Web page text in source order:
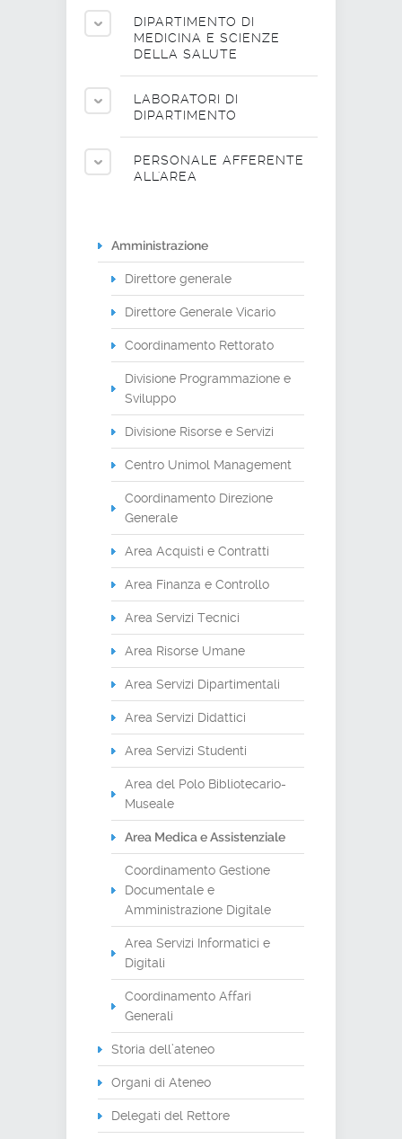
DIPARTIMENTO DI
MEDICINA E SCIENZE
DELLA SALUTE
LABORATORI DI
DIPARTIMENTO
PERSONALE AFFERENTE
ALL'AREA
Amministrazione
Direttore generale
Direttore Generale Vicario
Coordinamento Rettorato
Divisione Programmazione e
Sviluppo
Divisione Risorse e Servizi
Centro Unimol Management
Coordinamento Direzione
Generale
Area Acquisti e Contratti
Area Finanza e Controllo
Area Servizi Tecnici
Area Risorse Umane
Area Servizi Dipartimentali
Area Servizi Didattici
Area Servizi Studenti
Area del Polo Bibliotecario-
Museale
Area Medica e Assistenziale
Coordinamento Gestione
Documentale e
Amministrazione Digitale
Area Servizi Informatici e
Digitali
Coordinamento Affari
Generali
Storia dell’ateneo
Organi di Ateneo
Delegati del Rettore